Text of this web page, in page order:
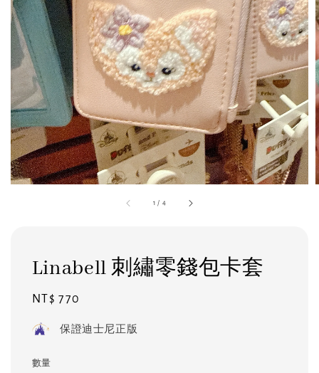
1 / 4
Linabell 刺繡零錢包卡套
Regular
NT$ 770
保證迪士尼正版
數量